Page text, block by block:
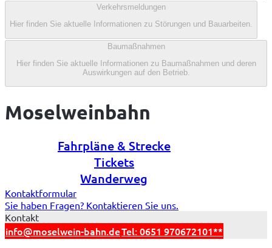
Verkehrsmeldungen
Hier finden Sie aktuelle Informationen zu Störungen und Bauarbeiten.
Baumaßnahmen
Hier finden Sie aktuelle Informationen zu Baumaßnahmen und deren
Auswirkungen auf den Betrieb.
Moselweinbahn
Fahrpläne & Strecke
Tickets
Wanderweg
Kontaktformular
Sie haben Fragen? Kontaktieren Sie uns.
Kontakt
info@moselwein-bahn.deTel: 0651 970672101**